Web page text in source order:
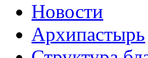
Новости
Архипастырь